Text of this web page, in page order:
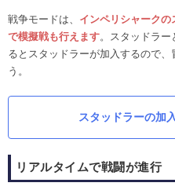
戦争モードは、 インペリシャーク
で模擬戦も行えます。スタッドラー
るとスタッドラーが加入するので
う。
スタッドラーの加
リアルタイムで戦闘が進行